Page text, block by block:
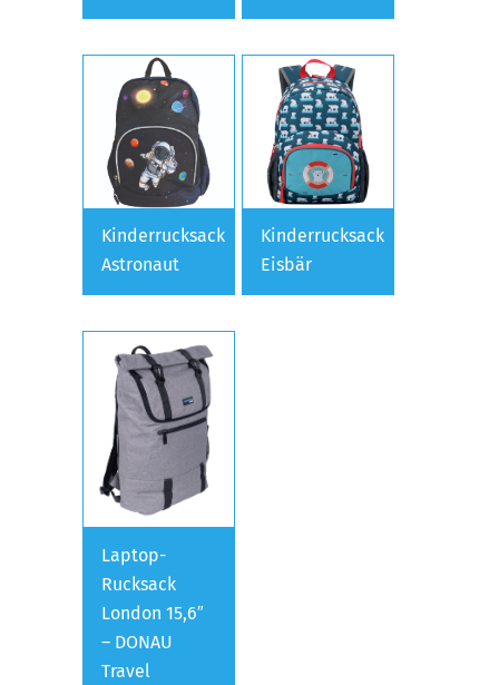
Kinderrucksack
Astronaut
Kinderrucksack
Eisbär
Laptop-
Rucksack
London 15,6″
– DONAU
Travel